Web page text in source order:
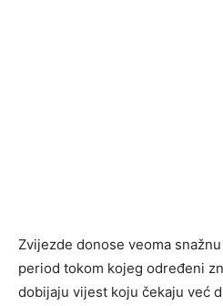
Zvijezde donose veoma
period tokom kojeg određeni
dobijaju vijest koju čekaju već